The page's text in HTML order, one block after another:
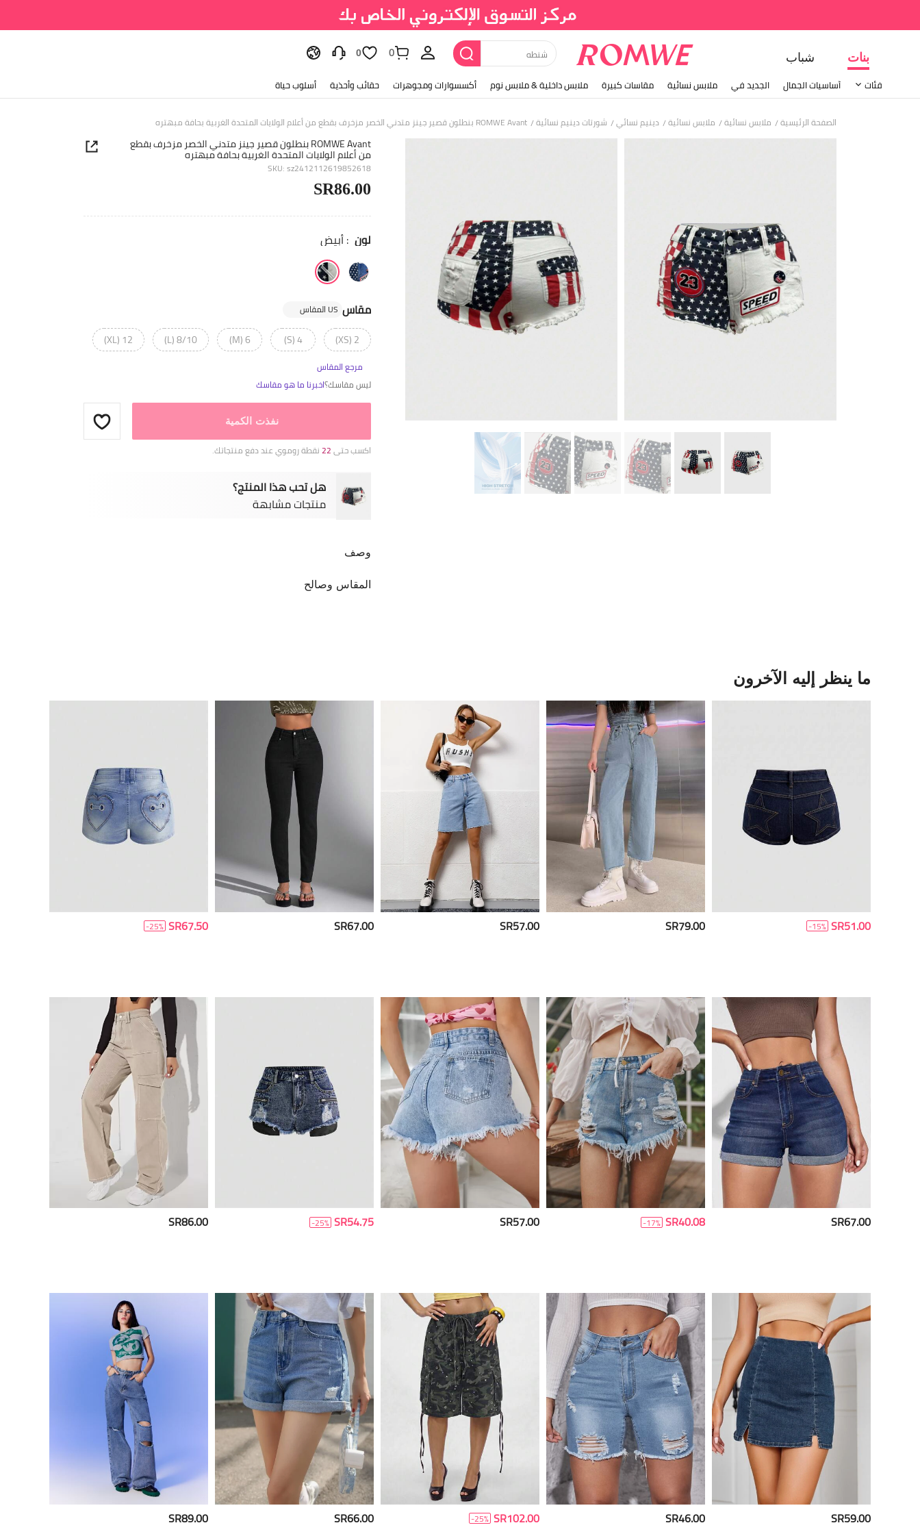
بنات شباب حذاء 0
0
فئات أساسيات الجمال الجديد في ملابس نسائية مقاسات كبيرة ملابس داخلية & ملابس نوم أكسسوارات ومجوهرات حقائب وأحذية أسلوب حياة
الصفحة الرئيسية/ ملابس نسائية/ ملابس نسائية/ دينيم نسائي/ شورتات دينيم نسائية/ ROMWE Avant بنطلون قصير جينز متدني الخصر مزخرف بقطع من أعلام الولايات المتحدة الغربية بحافة مبهتره
ROMWE Avant بنطلون قصير جينز متدني الخصر مزخرف بقطع
من أعلام الولايات المتحدة الغربية بحافة مبهتره
SKU: sz2412112619852618
SR86.00
لون : أبيض
مقاس US المقاس
2 (XS)
4 (S)
6 (M)
8/10 (L)
12 (XL)
مرجع المقاس
ليس مقاسك؟اخبرنا ما هو مقاسك
نفذت الكمية
اكسب حتى22نقطة روموي عند دفع منتجاتك.
هل تحب هذا المنتج؟
منتجات مشابهة
وصف
المقاس وصالح
ما ينظر إليه الآخرون
SR51.00
-15%
SR79.00
SR57.00
SR67.00
SR67.50
-25%
SR67.00
SR40.08
-17%
SR57.00
SR54.75
-25%
SR86.00
SR59.00
SR46.00
SR102.00
-25%
SR66.00
SR89.00